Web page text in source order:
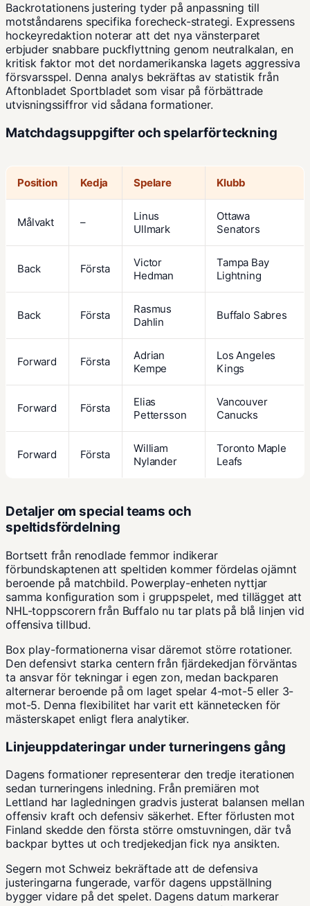
Backrotationens justering tyder på anpassning till
motståndarens specifika forecheck-strategi. Expressens
hockeyredaktionnoterar att det nya vänsterparet
erbjuder snabbare puckflyttning genom neutralkalan, en
kritisk faktor mot det nordamerikanska lagets aggressiva
försvarsspel. Denna analys bekräftas av statistik från
Aftonbladet Sportbladet som visar på förbättrade
utvisningssiffror vid sådana formationer.
Matchdagsuppgifter och spelarförteckning
Position Kedja Spelare Klubb
Målvakt –
Linus
Ullmark
Ottawa
Senators
Back Första
Victor
Hedman
Tampa Bay
Lightning
Back Första
Rasmus
Dahlin
Buffalo Sabres
Forward Första
Adrian
Kempe
Los Angeles
Kings
Forward Första
Elias
Pettersson
Vancouver
Canucks
Forward Första
William
Nylander
Toronto Maple
Leafs
Detaljer om special teams och
speltidsfördelning
Bortsett från renodlade femmor indikerar
förbundskaptenen att speltiden kommer fördelas ojämnt
beroende på matchbild. Powerplay-enheten nyttjar
samma konfiguration som i gruppspelet, med tillägget att
NHL-toppscorernfrån Buffalo nu tar plats på blå linjen vid
offensiva tillbud.
Box play-formationerna visar däremot större rotationer.
Den defensivt starka centern från fjärdekedjan förväntas
ta ansvar för tekningar i egen zon, medan backparen
alternerar beroende på om laget spelar 4-mot-5 eller 3-
mot-5. Denna flexibilitet har varit ett kännetecken för
mästerskapet enligt flera analytiker.
Linjeuppdateringar under turneringens gång
Dagens formationer representerar den tredje iterationen
sedan turneringens inledning. Från premiären mot
Lettland har lagledningen gradvis justerat balansen mellan
offensiv kraft och defensiv säkerhet. Efter förlusten mot
Finland skedde den första större omstuvningen, där två
backpar byttes ut och tredjekedjan fick nya ansikten.
Segern mot Schweiz bekräftade att de defensiva
justeringarna fungerade, varför dagens uppställning
bygger vidare på det spelet. Dagens datum markerar